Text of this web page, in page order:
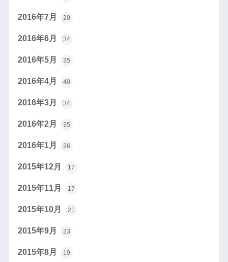
2016年7月 20
2016年6月 34
2016年5月 35
2016年4月 40
2016年3月 34
2016年2月 35
2016年1月 26
2015年12月 17
2015年11月 17
2015年10月 21
2015年9月 23
2015年8月 19